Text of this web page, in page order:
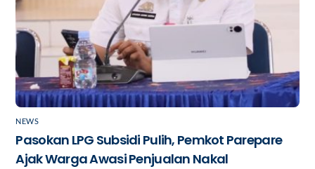
NEWS
Pasokan LPG Subsidi Pulih, Pemkot Parepare
Ajak Warga Awasi Penjualan Nakal